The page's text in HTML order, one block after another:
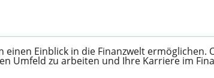
Einblick in die Finanzwelt ermöglichen.
Umfeld zu arbeiten und Ihre Karriere im